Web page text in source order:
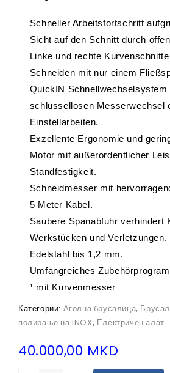
Schneller Arbeitsfortschritt
Sicht auf den Schnitt durch
Linke und rechte
Schneiden mit nur einem
QuickIN Schnellwechselsystem
schlüssellosen Messerwechsel
Einstellarbeiten.
Exzellente Ergonomie und
Motor mit außerordentlicher
Standfestigkeit.
Schneidmesser mit
5 Meter Kabel.
Saubere Spanabfuhr verhindert
Werkstücken und Verletzungen.
Edelstahl bis 1,2 mm.
Umfangreiches
¹ mit Kurvenmesser
Категории: Аголна брусалица,
полирање на INOX, Електричен алат
40.000,00 MKD